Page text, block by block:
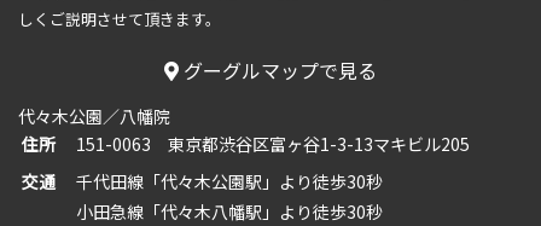
しくご説明させて頂きます。
グーグルマップで見る
代々木公園／八幡院
住所
151-0063 東京都渋谷区富ヶ谷1-3-13マキビル205
交通
千代田線「代々木公園駅」より徒歩30秒
小田急線「代々木八幡駅」より徒歩30秒